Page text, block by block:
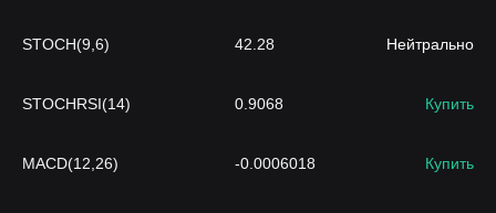
STOCH(9,6) 42.28 Нейтрально
STOCHRSI(14) 0.9068 Купить
MACD(12,26) -0.0006018 Купить